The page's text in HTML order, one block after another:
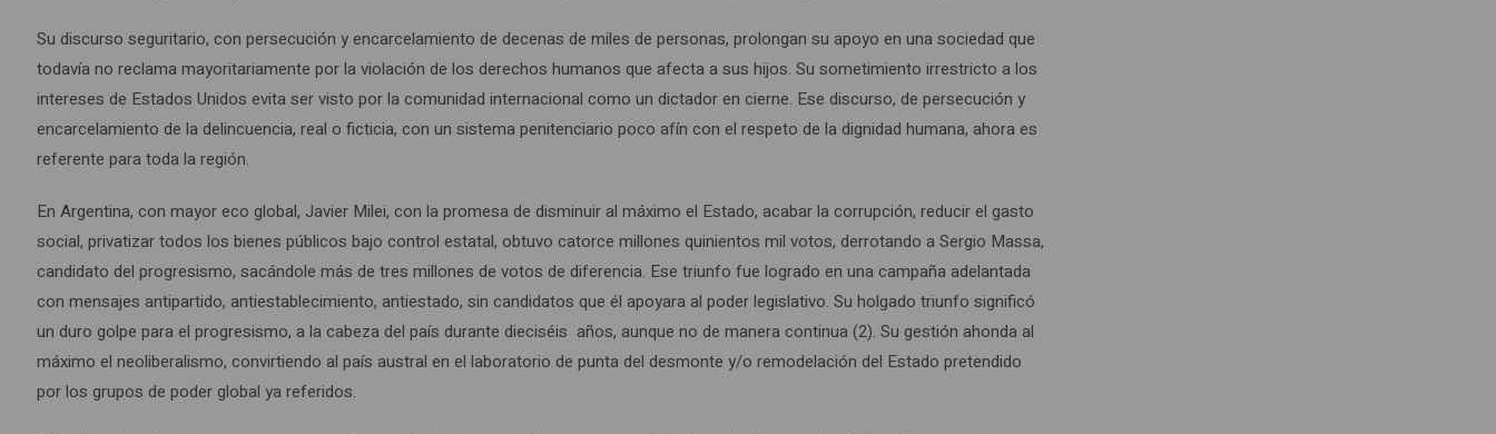
Su discurso seguritario, con persecución y encarcelamiento de decenas de miles de personas, prolongan su apoyo en una sociedad que
todavía no reclama mayoritariamente por la violación de los derechos humanos que afecta a sus hijos. Su sometimiento irrestricto a los
intereses de Estados Unidos evita ser visto por la comunidad internacional como un dictador en cierne. Ese discurso, de persecución y
encarcelamiento de la delincuencia, real o ficticia, con un sistema penitenciario poco afín con el respeto de la dignidad humana, ahora es
referente para toda la región.
En Argentina, con mayor eco global, Javier Milei, con la promesa de disminuir al máximo el Estado, acabar la corrupción, reducir el gasto
social, privatizar todos los bienes públicos bajo control estatal, obtuvo catorce millones quinientos mil votos, derrotando a Sergio Massa,
candidato del progresismo, sacándole más de tres millones de votos de diferencia. Ese triunfo fue logrado en una campaña adelantada
con mensajes antipartido, antiestablecimiento, antiestado, sin candidatos que él apoyara al poder legislativo. Su holgado triunfo significó
un duro golpe para el progresismo, a la cabeza del país durante dieciséis años, aunque no de manera continua (2). Su gestión ahonda al
máximo el neoliberalismo, convirtiendo al país austral en el laboratorio de punta del desmonte y/o remodelación del Estado pretendido
por los grupos de poder global ya referidos.